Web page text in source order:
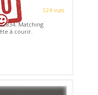
524 vues
Matching
à courir.